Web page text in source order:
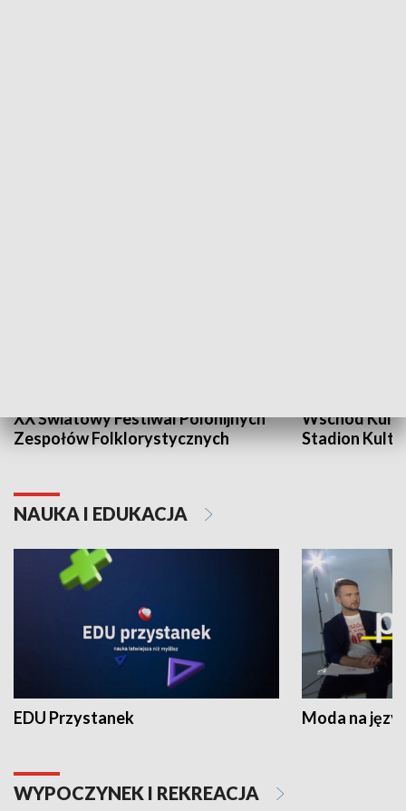
XX Światowy Festiwal Polonijnych
Zespołów Folklorystycznych
Wschód
Stadion
NAUKA I EDUKACJA
EDU Przystanek Moda na
WYPOCZYNEK I REKREACJA